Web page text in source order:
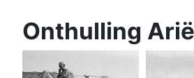
Onthulling